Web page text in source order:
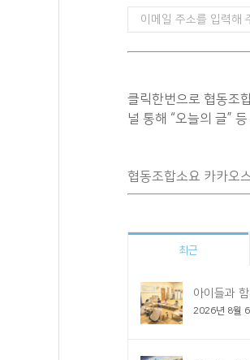
클릭한번으로 협동조
널 통해 “오늘의 글” 등
협동조합소요 카카오
최근
아이들과
2026년 8월